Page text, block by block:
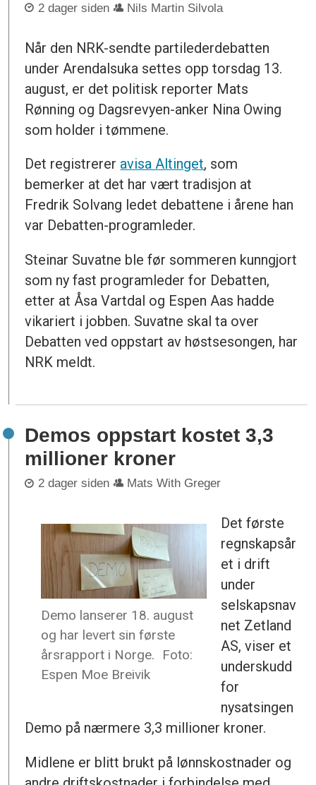
2 dager siden Nils Martin Silvola
Når den NRK-sendte partilederdebatten
under Arendalsuka settes opp torsdag 13.
august, er det politisk reporter Mats
Rønning og Dagsrevyen-anker Nina Owing
som holder i tømmene.
Det registrerer avisa Altinget, som
bemerker at det har vært tradisjon at
Fredrik Solvang ledet debattene i årene han
var Debatten-programleder.
Steinar Suvatne ble før sommeren kunngjort
som ny fast programleder for Debatten,
etter at Åsa Vartdal og Espen Aas hadde
vikariert i jobben. Suvatne skal ta over
Debatten ved oppstart av høstsesongen, har
NRK meldt.
Demos oppstart kostet 3,3
millioner kroner
2 dager siden Mats With Greger
Demo lanserer 18. august
og har levert sin første
årsrapport i Norge.
Foto:
Espen Moe Breivik
Det første
regnskapsår
et i drift
under
selskapsnav
net Zetland
AS, viser et
underskudd
for
nysatsingen
Demo på nærmere 3,3 millioner kroner.
Midlene er blitt brukt på lønnskostnader og